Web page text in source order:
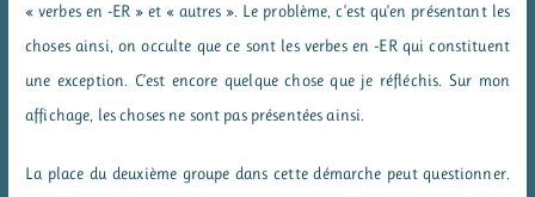
« verbes en -ER » et « autres ». Le problème, c’est qu’en présentant les
choses ainsi, on occulte que ce sont les verbes en -ER qui constituent
une exception. C’est encore quelque chose que je réfléchis. Sur mon
affichage, les choses ne sont pas présentées ainsi.
La place du deuxième groupe dans cette démarche peut questionner.